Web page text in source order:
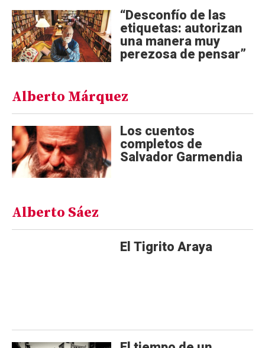
“Desconfío de las
etiquetas: autorizan
una manera muy
perezosa de pensar”
Alberto Márquez
Los cuentos
completos de
Salvador Garmendia
Alberto Sáez
El Tigrito Araya